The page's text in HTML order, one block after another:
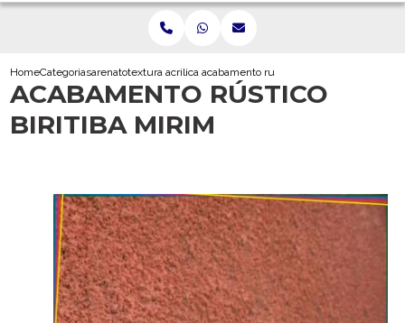
HomeCategoriasarenatotextura acrilica arenatoacabamento rustico biritiba mirim
ACABAMENTO RÚSTICO
BIRITIBA MIRIM